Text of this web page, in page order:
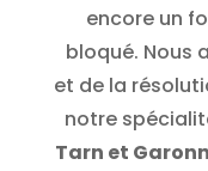
encore un
bloqué. Nous
et de la
notre
Tarn et